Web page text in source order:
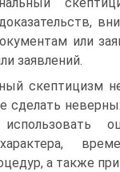
или
заявлений.
скептицизм
сделать
характера,
а также